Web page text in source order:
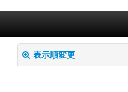
表示順変更